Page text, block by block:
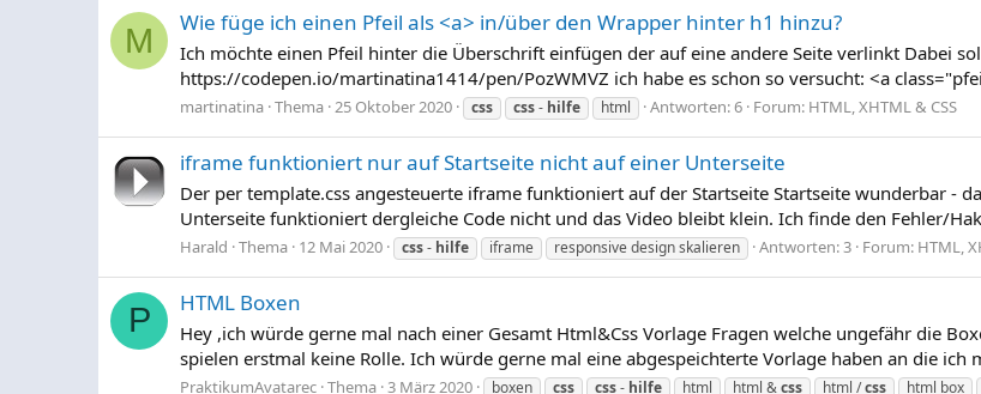
M Wie füge ich einen Pfeil als <a> in/über den Wrapper hinter h1 hinzu?
Ich möchte einen Pfeil hinter die Überschrift einfügen der auf eine andere Seite verlinkt Dabei
https://codepen.io/martinatina1414/pen/PozWMVZ ich habe es schon so versucht: <a
martinatina Thema 25 Oktober 2020 css css- hilfe html Antworten: 6 Forum: HTML, XHTML & CSS
iframe funktioniert nur auf Startseite nicht auf einer Unterseite
Der per template.css angesteuerte iframe funktioniert auf der Startseite Startseite wunderbar -
Unterseite funktioniert dergleiche Code nicht und das Video bleibt klein. Ich finde den Fehler/
Harald Thema 12 Mai 2020 css- hilfe iframe responsive design skalieren Antworten: 3 Forum: HTML,
P HTML Boxen
Hey ,ich würde gerne mal nach einer Gesamt Html&Css Vorlage Fragen welche ungefähr die
spielen erstmal keine Rolle. Ich würde gerne mal eine abgespeichterte Vorlage haben an die ich
PraktikumAvatarec Thema 3 März 2020 boxen css css- hilfe html html &css html /css html box